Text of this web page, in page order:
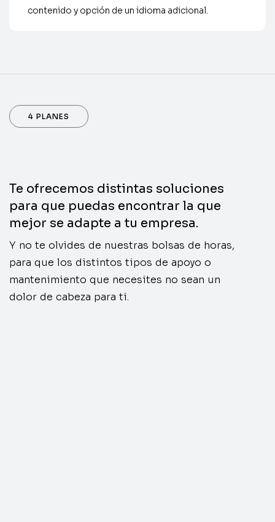
contenido y opción de un idioma adicional.
4 PLANES
Te ofrecemos distintas soluciones
para que puedas encontrar la que
mejor se adapte a tu empresa.
Y no te olvides de nuestras bolsas de horas,
para que los distintos tipos de apoyo o
mantenimiento que necesites no sean un
dolor de cabeza para ti.